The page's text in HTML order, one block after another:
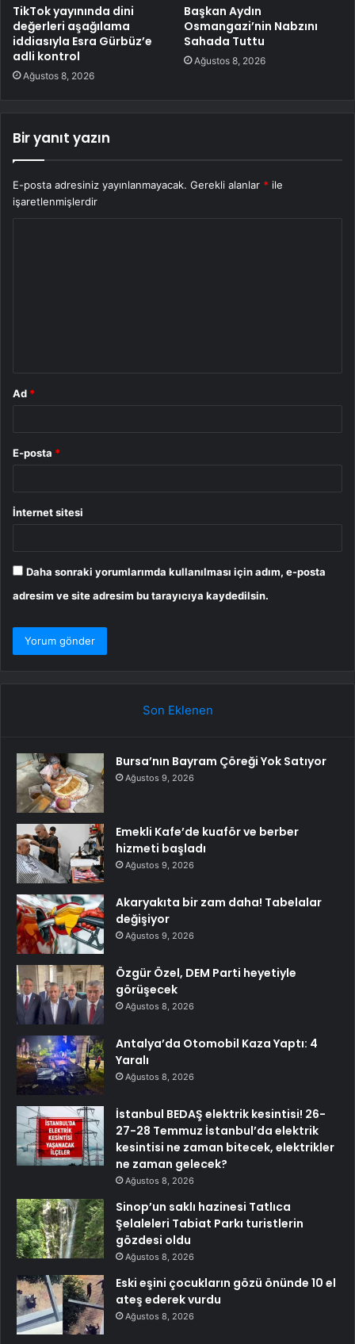
TikTok yayınında dini
değerleri aşağılama
iddiasıyla Esra Gürbüz’e
adli kontrol
Ağustos 8, 2026
Başkan Aydın
Osmangazi’nin Nabzını
Sahada Tuttu
Ağustos 8, 2026
Bir yanıt yazın
E-posta adresiniz yayınlanmayacak. Gerekli alanlar * ile
işaretlenmişlerdir
Ad *
E-posta *
İnternet sitesi
Daha sonraki yorumlarımda kullanılması için adım, e-posta
adresim ve site adresim bu tarayıcıya kaydedilsin.
Son Eklenen
Bursa’nın Bayram Çöreği Yok Satıyor
Ağustos 9, 2026
Emekli Kafe’de kuaför ve berber
hizmeti başladı
Ağustos 9, 2026
Akaryakıta bir zam daha! Tabelalar
değişiyor
Ağustos 9, 2026
Özgür Özel, DEM Parti heyetiyle
görüşecek
Ağustos 8, 2026
Antalya’da Otomobil Kaza Yaptı: 4
Yaralı
Ağustos 8, 2026
İstanbul BEDAŞ elektrik kesintisi! 26-
27-28 Temmuz İstanbul’da elektrik
kesintisi ne zaman bitecek, elektrikler
ne zaman gelecek?
Ağustos 8, 2026
Sinop’un saklı hazinesi Tatlıca
Şelaleleri Tabiat Parkı turistlerin
gözdesi oldu
Ağustos 8, 2026
Eski eşini çocukların gözü önünde 10 el
ateş ederek vurdu
Ağustos 8, 2026